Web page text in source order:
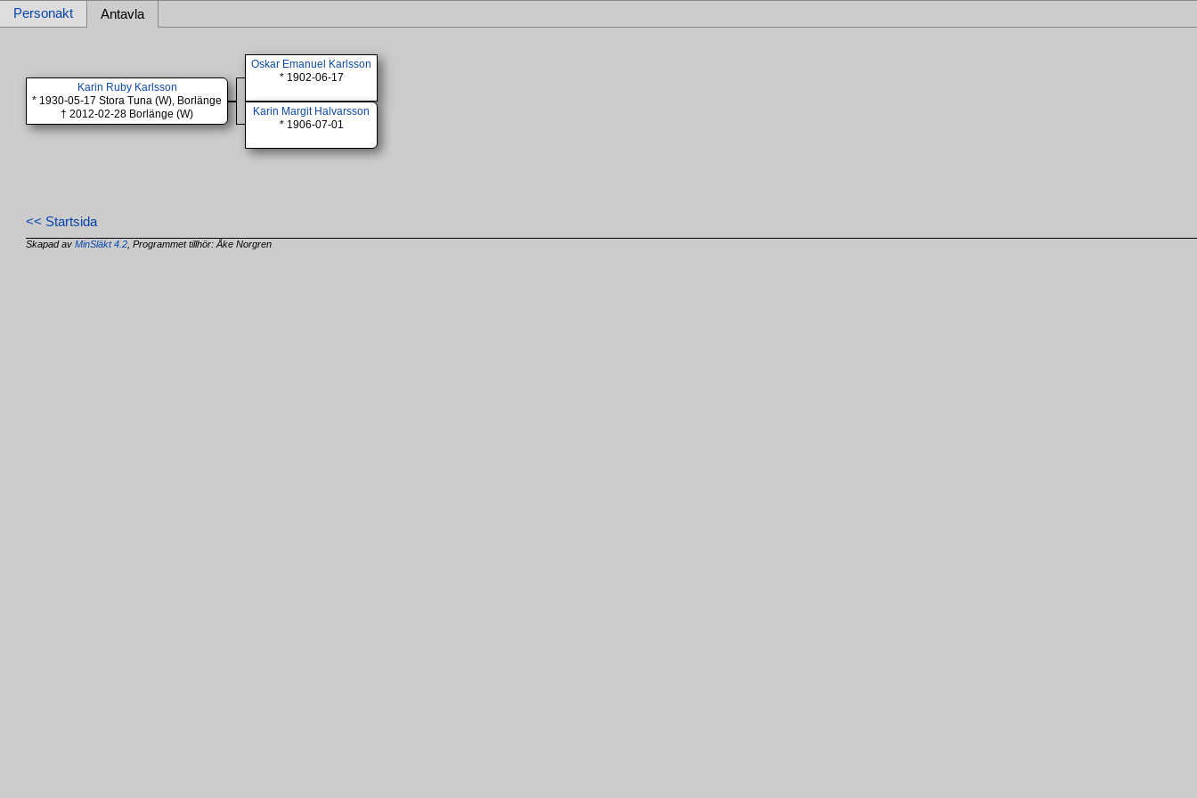
Personakt Antavla
Karin Ruby Karlsson
* 1930-05-17 Stora Tuna (W), Borlänge
† 2012-02-28 Borlänge (W)
Oskar Emanuel Karlsson
* 1902-06-17
Karin Margit Halvarsson
* 1906-07-01
<< Startsida
Skapad avMinSläkt 4.2 , Programmet tillhör: Åke Norgren